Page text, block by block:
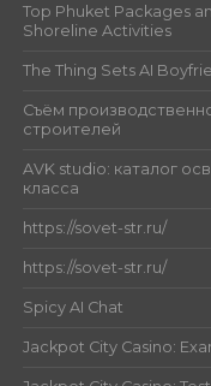
Top Phuket Packages
Shoreline Activities
The Thing Sets AI
Съём
строителей
AVK studio: каталог
класса
https://sovet-str.ru/
https://sovet-str.ru/
Spicy AI Chat
Jackpot City Casino: